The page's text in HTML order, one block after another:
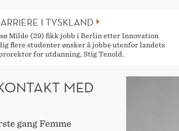
I TYSKLAND
Milde (29) fikk jobb i Berlin etter Innovation
flere studenter ønsker å jobbe utenfor landets
for utdanning, Stig Tenold.
MED
gang Femme